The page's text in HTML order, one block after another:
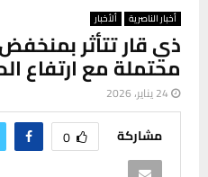
أخبار الناصرية ألأخبار
ذي قار تتأثر
محتملة مع ارتفاع
24 يناير، 2026
مشاركة 0